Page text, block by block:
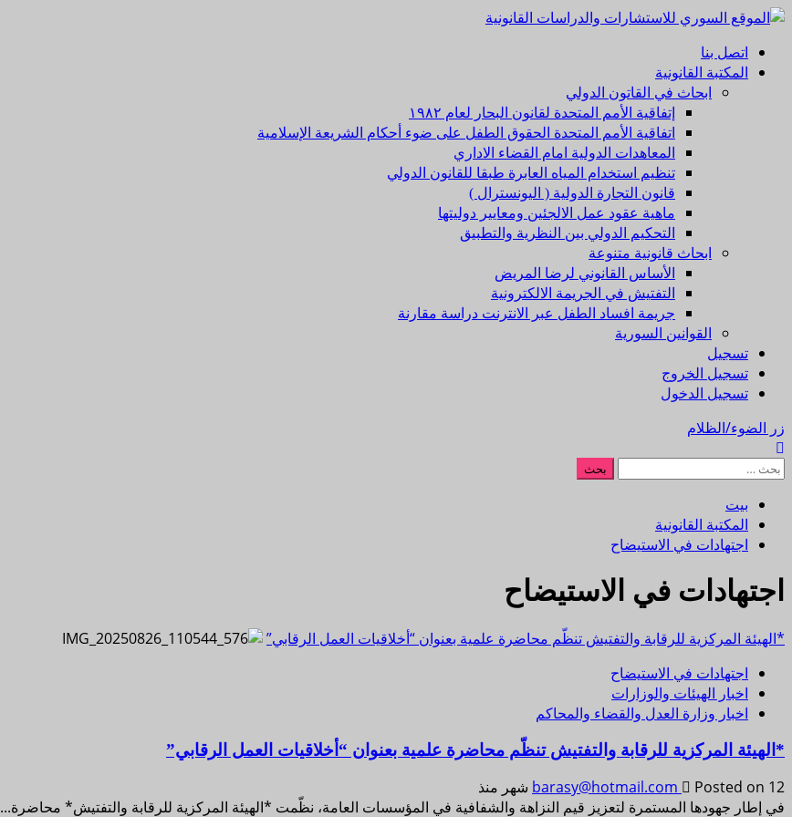
تخطي
المحتوى
القائمة
الأولية
اتصل بنا
المكتبة القانونية
ابحاث في القاتون الدولي
إتفاقية الأمم المتحدة لقانون البحار لعام ۱۹۸۲
اتفاقية الأمم المتحدة الحقوق الطفل على ضوء أحكام الشريعة الإسلامية
المعاهدات الدولية امام القضاء الاداري
تنظيم استخدام المياه العابرة طبقا للقانون الدولي
قانون التجارة الدولية ( اليونسترال )
ماهية عقود عمل الالجئين ومعايير دوليتها
التحكيم الدولي بين النظرية والتطبيق
ابحاث قانونية متنوعة
الأساس القانوني لرضا المريض
التفتيش في الجريمة الالكترونية
جريمة افساد الطفل عبر الانترنت دراسة مقارنة
القوانين السورية
تسجيل
تسجيل الخروج
تسجيل الدخول
زر الضوء/الظلام
البحث
بيت
المكتبة القانونية
اجتهادات في الاستيضاح
اجتهادات في الاستيضاح
*الهيئة المركزية للرقابة والتفتيش تنظّم محاضرة علمية بعنوان “أخلاقيات العمل الرقابي”
اجتهادات في الاستيضاح
اخبار الهيئات والوزارات
اخبار وزارة العدل والقضاء والمحاكم
*الهيئة المركزية للرقابة والتفتيش تنظّم محاضرة علمية بعنوان “أخلاقيات العمل الرقابي”
barasy@hotmail.com
Posted on 12 شهر منذ
في إطار جهودها المستمرة لتعزيز قيم النزاهة والشفافية في المؤسسات العامة، نظّمت *الهيئة المركزية للرقابة والتفتيش* محاضرة...